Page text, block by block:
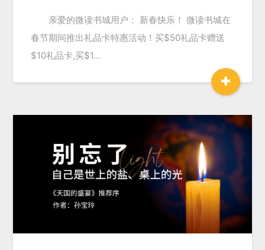
亲爱的微读书城用户： 新春快乐！ 微读书城在
春节期间推出礼品卡特惠活动！买$50礼品卡赠送
$10礼品卡,买$1…
+